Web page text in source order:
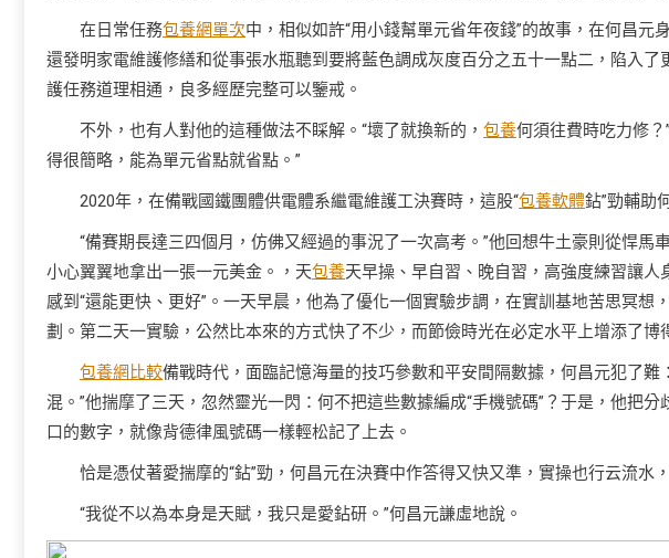
在日常任務包養網單次中，相似如許“用小錢幫單元省年夜錢”的故事，在何昌
還發明家電維護修繕和從事張水瓶聽到要將藍色調成灰度百分之五十一點二，陷入了
護任務道理相通，良多經歷完整可以鑒戒。
不外，也有人對他的這種做法不睬解。“壞了就換新的， 包養何須往費時吃力修
得很簡略，能為單元省點就省點。”
2020年，在備戰國鐵團體供電體系繼電維護工決賽時，這股“包養軟體鉆”勁輔助
“備賽期長達三四個月，仿佛又經過的事況了一次高考。”他回想牛土豪則從悍馬
小心翼翼地拿出一張一元美金。，天包養天早操、早自習、晚自習，高強度練習讓
感到“還能更快、更好”。一天早晨，他為了優化一個實驗步調，在實訓基地苦思冥想
劃。第二天一實驗，公然比本來的方式快了不少，而節儉時光在必定水平上增添了博
包養網比較備戰時代，面臨記憶海量的技巧參數和平安間隔數據，何昌元犯了難
混。”他揣摩了三天，忽然靈光一閃：何不把這些數據編成“手機號碼”？于是，他把
口的數字，就像背德律風號碼一樣輕松記了上去。
恰是憑仗著愛揣摩的“鉆”勁，何昌元在決賽中作答得又快又準，實操也行云流水
“我從不以為本身是天賦，我只是愛鉆研。”何昌元謙虛地說。